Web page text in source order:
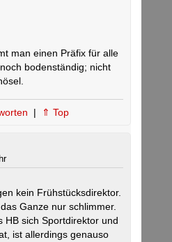
man einen Präfix für alle
bodenständig; nicht
| ⇑ Top
kein Frühstücksdirektor.
Ganze nur schlimmer.
HB sich Sportdirektor und
ist allerdings genauso